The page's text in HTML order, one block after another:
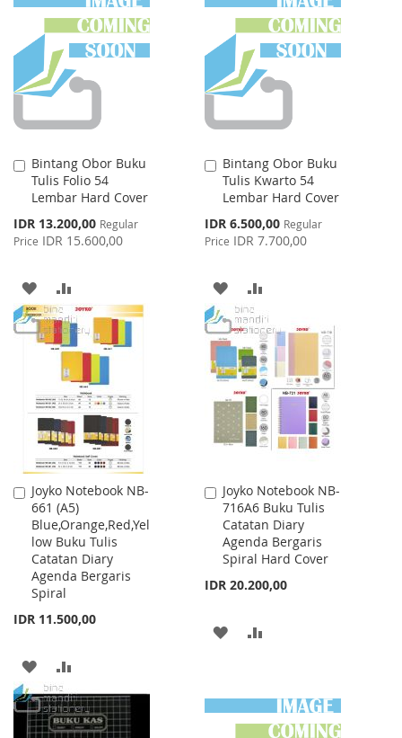
WISH
LIST
COMPARE
WISH
LIST
COMPARE
Bintang Obor Buku
Tulis Folio 54
Lembar Hard Cover
Special
Price
IDR 13.200,00 Regular
Price IDR 15.600,00
Add
to
Cart
ADD
TO
WISH
LIST
TO
COMPARE
Bintang Obor Buku
Tulis Kwarto 54
Lembar Hard Cover
Special
Price
IDR 6.500,00 Regular
Price IDR 7.700,00
Add
to
Cart
ADD
TO
WISH
LIST
TO
COMPARE
Joyko Notebook NB-
661 (A5)
Blue,Orange,Red,Yel
low Buku Tulis
Catatan Diary
Agenda Bergaris
Spiral
IDR 11.500,00
Add
to
Cart
ADD
TO
WISH
TO
COMPARE
Joyko Notebook NB-
716A6 Buku Tulis
Catatan Diary
Agenda Bergaris
Spiral Hard Cover
IDR 20.200,00
Add
to
Cart
ADD
LIST